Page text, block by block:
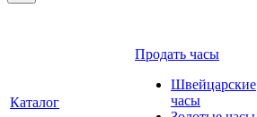
Каталог
Продать часы
Швейцарские
часы